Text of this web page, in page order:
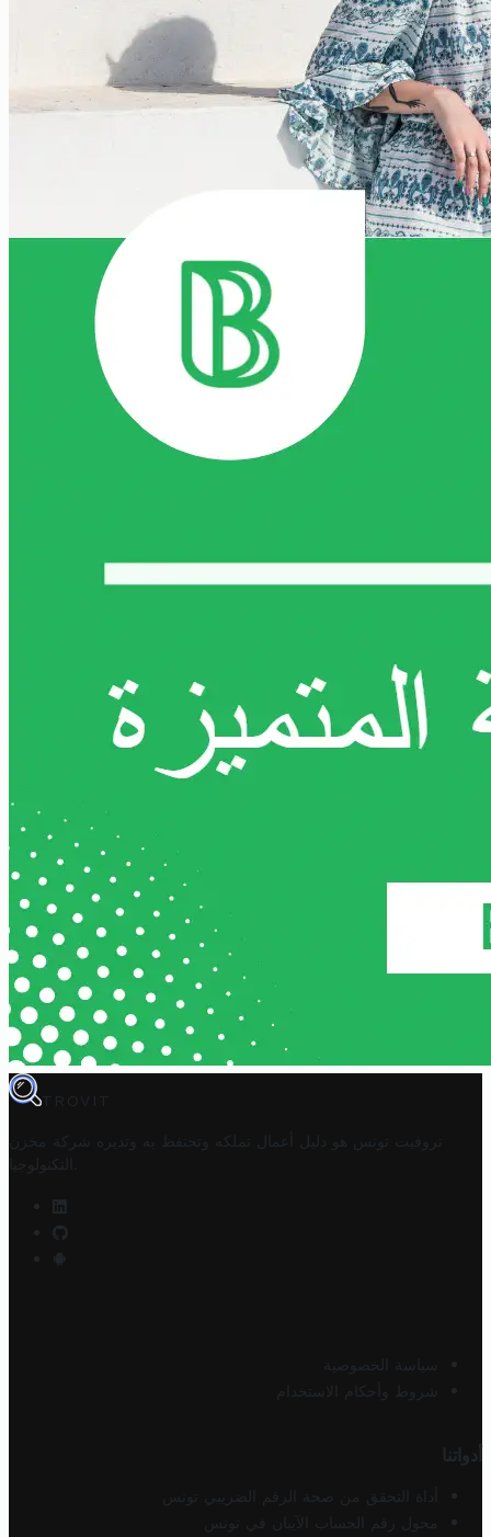
TROVIT
تروفيت تونس هو دليل أعمال تملكه وتحتفظ به وتديره
شركة مخزن
التكنولوجيا
سياسة الخصوصية
شروط وأحكام الاستخدام
أدواتنا
أداة التحقق من صحة الرقم الضريبي تونس
محول رقم الحساب الآيبان في تونس